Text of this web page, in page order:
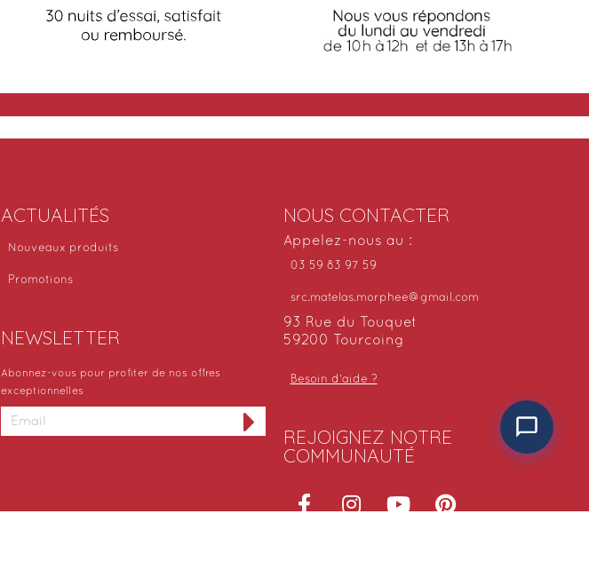
ACTUALITÉS
Nouveaux produits
Promotions
NEWSLETTER
Abonnez-vous pour profiter de nos offres
exceptionnelles
NOUS CONTACTER
Appelez-nous au :
03 59 83 97 59
src.matelas.morphee@gmail.com
93 Rue du Touquet
59200 Tourcoing
Besoin d'aide ?
REJOIGNEZ NOTRE
COMMUNAUTÉ